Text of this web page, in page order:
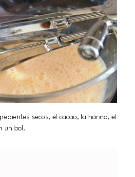
secos, el cacao, la harina, el
un bol.